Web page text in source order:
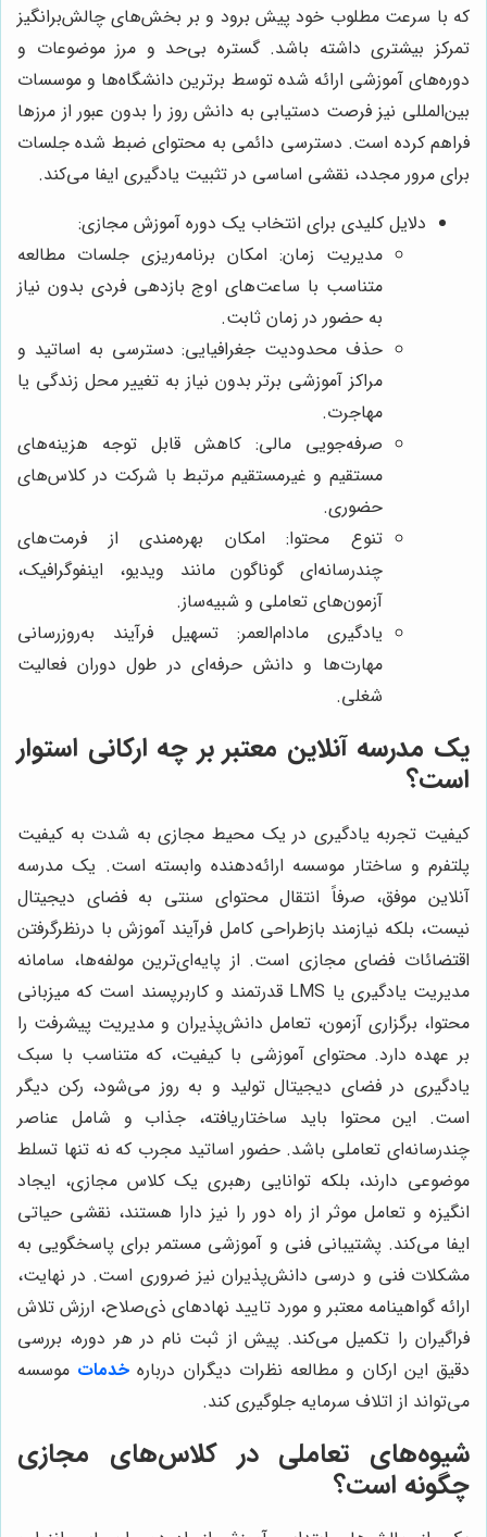
که با سرعت مطلوب خود پیش برود و بر بخش‌های چالش‌برانگیز
تمرکز بیشتری داشته باشد. گستره بی‌حد و مرز موضوعات و
دوره‌های آموزشی ارائه شده توسط برترین دانشگاه‌ها و موسسات
بین‌المللی نیز فرصت دستیابی به دانش روز را بدون عبور از مرزها
فراهم کرده است. دسترسی دائمی به محتوای ضبط شده جلسات
برای مرور مجدد، نقشی اساسی در تثبیت یادگیری ایفا می‌کند.
دلایل کلیدی برای انتخاب یک دوره آموزش مجازی:
مدیریت زمان: امکان برنامه‌ریزی جلسات مطالعه
متناسب با ساعت‌های اوج بازدهی فردی بدون نیاز
به حضور در زمان ثابت.
حذف محدودیت جغرافیایی: دسترسی به اساتید و
مراکز آموزشی برتر بدون نیاز به تغییر محل زندگی یا
مهاجرت.
صرفه‌جویی مالی: کاهش قابل توجه هزینه‌های
مستقیم و غیرمستقیم مرتبط با شرکت در کلاس‌های
حضوری.
تنوع محتوا: امکان بهره‌مندی از فرمت‌های
چندرسانه‌ای گوناگون مانند ویدیو، اینفوگرافیک،
آزمون‌های تعاملی و شبیه‌ساز.
یادگیری مادام‌العمر: تسهیل فرآیند به‌روزرسانی
مهارت‌ها و دانش حرفه‌ای در طول دوران فعالیت
شغلی.
یک مدرسه آنلاین معتبر بر چه ارکانی استوار
است؟
کیفیت تجربه یادگیری در یک محیط مجازی به شدت به کیفیت
پلتفرم و ساختار موسسه ارائه‌دهنده وابسته است. یک مدرسه
آنلاین موفق، صرفاً انتقال محتوای سنتی به فضای دیجیتال
نیست، بلکه نیازمند بازطراحی کامل فرآیند آموزش با درنظرگرفتن
اقتضائات فضای مجازی است. از پایه‌ای‌ترین مولفه‌ها، سامانه
مدیریت یادگیری یا LMS قدرتمند و کاربرپسند است که میزبانی
محتوا، برگزاری آزمون، تعامل دانش‌پذیران و مدیریت پیشرفت را
بر عهده دارد. محتوای آموزشی با کیفیت، که متناسب با سبک
یادگیری در فضای دیجیتال تولید و به روز می‌شود، رکن دیگر
است. این محتوا باید ساختاریافته، جذاب و شامل عناصر
چندرسانه‌ای تعاملی باشد. حضور اساتید مجرب که نه تنها تسلط
موضوعی دارند، بلکه توانایی رهبری یک کلاس مجازی، ایجاد
انگیزه و تعامل موثر از راه دور را نیز دارا هستند، نقشی حیاتی
ایفا می‌کند. پشتیبانی فنی و آموزشی مستمر برای پاسخگویی به
مشکلات فنی و درسی دانش‌پذیران نیز ضروری است. در نهایت،
ارائه گواهینامه معتبر و مورد تایید نهادهای ذی‌صلاح، ارزش تلاش
فراگیران را تکمیل می‌کند. پیش از ثبت نام در هر دوره، بررسی
دقیق این ارکان و مطالعه نظرات دیگران درباره خدمات موسسه
می‌تواند از اتلاف سرمایه جلوگیری کند.
شیوه‌های تعاملی در کلاس‌های مجازی
چگونه است؟